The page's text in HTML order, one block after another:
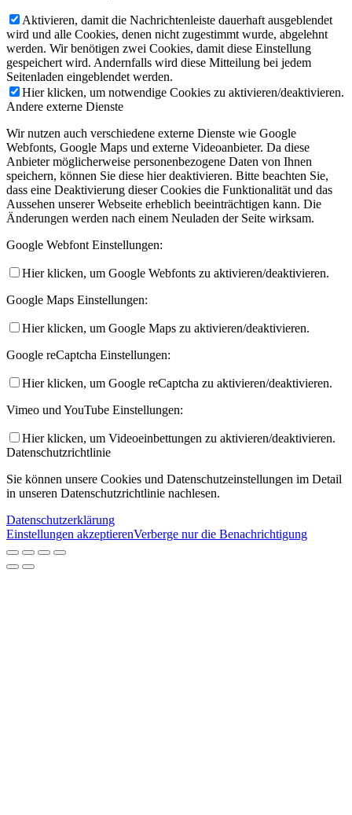
Aktivieren, damit die Nachrichtenleiste dauerhaft ausgeblendet
wird und alle Cookies, denen nicht zugestimmt wurde, abgelehnt
werden. Wir benötigen zwei Cookies, damit diese Einstellung
gespeichert wird. Andernfalls wird diese Mitteilung bei jedem
Seitenladen eingeblendet werden.
Hier klicken, um notwendige Cookies zu aktivieren/deaktivieren.
Andere externe Dienste
Wir nutzen auch verschiedene externe Dienste wie Google
Webfonts, Google Maps und externe Videoanbieter. Da diese
Anbieter möglicherweise personenbezogene Daten von Ihnen
speichern, können Sie diese hier deaktivieren. Bitte beachten Sie,
dass eine Deaktivierung dieser Cookies die Funktionalität und das
Aussehen unserer Webseite erheblich beeinträchtigen kann. Die
Änderungen werden nach einem Neuladen der Seite wirksam.
Google Webfont Einstellungen:
Hier klicken, um Google Webfonts zu aktivieren/deaktivieren.
Google Maps Einstellungen:
Hier klicken, um Google Maps zu aktivieren/deaktivieren.
Google reCaptcha Einstellungen:
Hier klicken, um Google reCaptcha zu aktivieren/deaktivieren.
Vimeo und YouTube Einstellungen:
Hier klicken, um Videoeinbettungen zu aktivieren/deaktivieren.
Datenschutzrichtlinie
Sie können unsere Cookies und Datenschutzeinstellungen im Detail
in unseren Datenschutzrichtlinie nachlesen.
Datenschutzerklärung
Einstellungen akzeptierenVerberge nur die Benachrichtigung